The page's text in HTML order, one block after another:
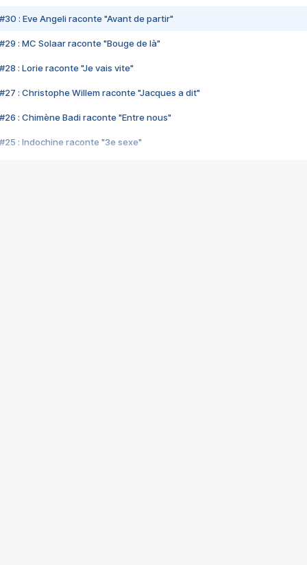
#30 : Eve Angeli raconte "Avant de partir"
#29 : MC Solaar raconte "Bouge de là"
#28 : Lorie raconte "Je vais vite"
#27 : Christophe Willem raconte "Jacques a dit"
#26 : Chimène Badi raconte "Entre nous"
#25 : Indochine raconte "3e sexe"